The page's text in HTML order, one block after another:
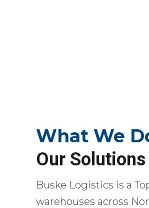
What We
Our Solutions
Buske Logistics is a
warehouses across